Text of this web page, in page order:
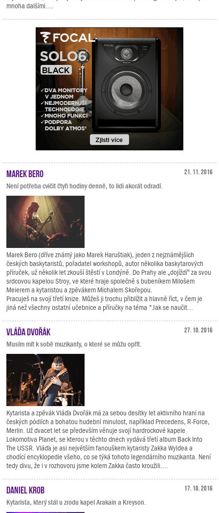
mnoha dalšími....
21. 11. 2016
Marek Bero
Není potřeba cvičit čtyři hodiny denně, to lidi akorát odradí.
Marek Bero (dříve známý jako Marek Haruštiak), jeden z nejznámějších
českých baskytaristů, pořadatel workshopů, autor několika baskytarových
příruček, už několik let zkouší štěstí v Londýně. Do Prahy ale „dojíždí“ za svou
srdcovou kapelou Stroy, ve které hraje společně s bubeníkem Milošem
Meierem a kytaristou a zpěvákem Michalem Skořepou.
Pracuješ na svojí třetí knize. Můžeš ji trochu přiblížit a hlavně říct, v čem je
jiná než všechny ostatní učebnice a příručky na téma "Jak se naučit...
27. 10. 2016
Vláďa Dvořák
Musím mít k sobě muzikanty, o které se můžu opřít.
Kytarista a zpěvák Vláďa Dvořák má za sebou desítky let aktivního hraní na
českých pódiích a bohatou hudební minulost, například Precedens, R-Force,
Merlin. Už dvacet let se především věnuje svojí hardrockové kapele
Lokomotiva Planet, se kterou v těchto dnech vydává třetí album Back Into
The USSR. Vláďa je asi největším fanouškem kytaristy Zakka Wyldea a
chodící encyklopedie všeho, co se týká tohoto legendárního muzikanta. Není
tedy divu, že i v rozhovoru jsme kolem Zakka často kroužili....
17. 10. 2016
Daniel Krob
Kytarista, který stál u zrodu kapel Arakain a Kreyson.